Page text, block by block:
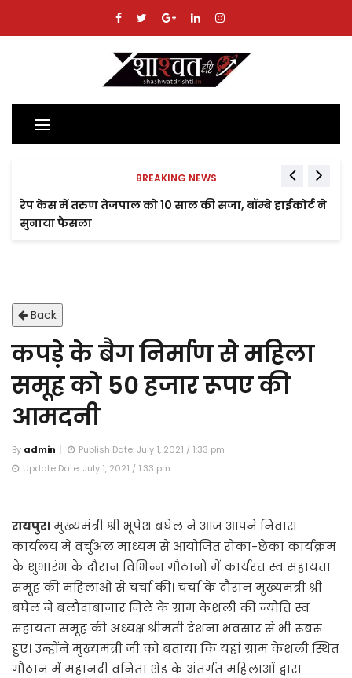
Toggle
navigation
BREAKING NEWS
रेप केस में तरुण तेजपाल को 10 साल की सजा, बॉम्बे हाईकोर्ट ने
सुनाया फैसला
Back
कपड़े के बैग निर्माण से महिला
समूह को 50 हजार रूपए की
आमदनी
By admin
Publish Date: July 1, 2021 / 1:33 pm
Update Date: July 1, 2021 / 1:33 pm
रायपुर।मुख्यमंत्री श्री भूपेश बघेल ने आज आपने निवास
कार्यलय में वर्चुअल माध्यम से आयोजित रोका-छेका कार्यक्रम
के शुभारंभ के दौरान विभिन्न गौठानों में कार्यरत स्व सहायता
समूह की महिलाओं से चर्चा की। चर्चा के दौरान मुख्यमंत्री श्री
बघेल ने बलौदाबाजार जिले के ग्राम केशली की ज्योति स्व
सहायता समूह की अध्यक्ष श्रीमती देशना भवसार से भी रूबरू
हुए। उन्होंने मुख्यमंत्री जी को बताया कि यहां ग्राम केशली स्थित
गौठान में महानदी वनिता शेड के अंतर्गत महिलाओं द्वारा